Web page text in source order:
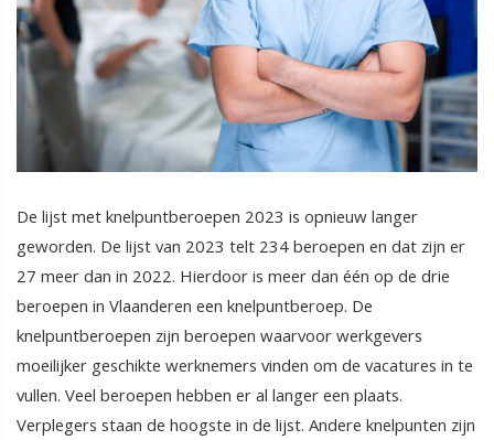
De lijst met knelpuntberoepen 2023 is opnieuw langer
geworden. De lijst van 2023 telt 234 beroepen en dat zijn er
27 meer dan in 2022. Hierdoor is meer dan één op de drie
beroepen in Vlaanderen een knelpuntberoep. De
knelpuntberoepen zijn beroepen waarvoor werkgevers
moeilijker geschikte werknemers vinden om de vacatures in te
vullen. Veel beroepen hebben er al langer een plaats.
Verplegers staan de hoogste in de lijst. Andere knelpunten zijn